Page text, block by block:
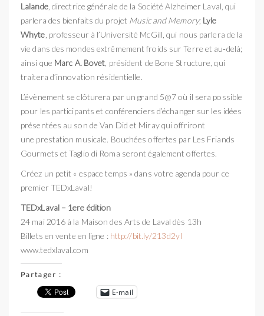
Lalande, directrice générale de la Société Alzheimer Laval, qui
parlera des bienfaits du projet Music and Memory; Lyle
Whyte , professeur à l’Université McGill, qui nous parlera de la
vie dans des mondes extrêmement froids sur Terre et au‑delà;
ainsi que Marc A. Bovet , président de Bone Structure, qui
traitera d’innovation résidentielle.
L’évènement se clôturera par un grand 5@7 où il sera possible
pour les participants et conférenciers d’échanger sur les idées
présentées au son de Van Did et Miray qui offriront
une prestation musicale. Bouchées offertes par Les Friands
Gourmets et Taglio di Roma seront également offertes.
Créez un petit « espace temps » dans votre agenda pour ce
premier TEDxLaval!
TEDxLaval – 1ere édition
24 mai 2016 à la Maison des Arts de Laval dès 13h
Billets en vente en ligne : http://bit.ly/213d2yI
www.tedxlaval.com
Partager :
E-mail